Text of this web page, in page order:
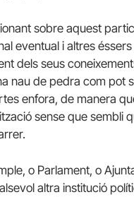
sobre aquest
eventual i altres
dels seus
nau de pedra com pot
enfora, de manera
sense que sembli
o Parlament, o
altra institució